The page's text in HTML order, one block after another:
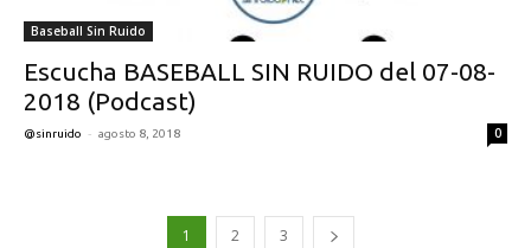
Baseball Sin Ruido
Escucha BASEBALL SIN RUIDO del 07-08-
2018 (Podcast)
@sinruido - agosto 8, 2018 0
1 2 3